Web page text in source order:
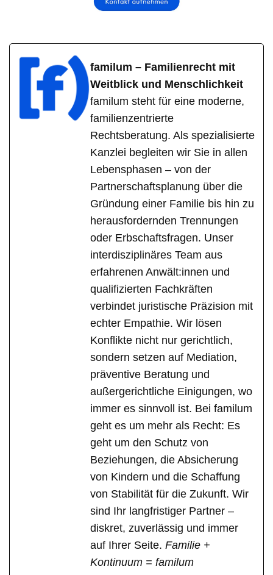
familum – Familienrecht mit
Weitblick und Menschlichkeit
familum steht für eine moderne,
familienzentrierte
Rechtsberatung. Als spezialisierte
Kanzlei begleiten wir Sie in allen
Lebensphasen – von der
Partnerschaftsplanung über die
Gründung einer Familie bis hin zu
herausfordernden Trennungen
oder Erbschaftsfragen. Unser
interdisziplinäres Team aus
erfahrenen Anwält:innen und
qualifizierten Fachkräften
verbindet juristische Präzision mit
echter Empathie. Wir lösen
Konflikte nicht nur gerichtlich,
sondern setzen auf Mediation,
präventive Beratung und
außergerichtliche Einigungen, wo
immer es sinnvoll ist. Bei familum
geht es um mehr als Recht: Es
geht um den Schutz von
Beziehungen, die Absicherung
von Kindern und die Schaffung
von Stabilität für die Zukunft. Wir
sind Ihr langfristiger Partner –
diskret, zuverlässig und immer
auf Ihrer Seite. Familie +
Kontinuum = familum